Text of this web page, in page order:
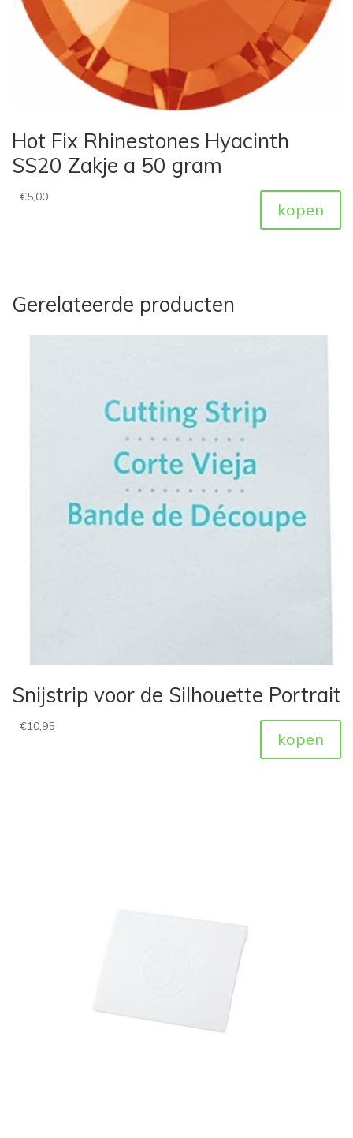
Hot Fix Rhinestones Hyacinth
SS20 Zakje a 50 gram
€5,00
kopen
Gerelateerde producten
Snijstrip voor de Silhouette Portrait
€10,95
kopen